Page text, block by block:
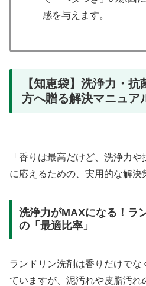
感を与えます。
【知恵袋】洗浄力・
方へ贈る解決マニュア
「香りは最高だけど、洗浄力
に応えるための、実用的な解決
洗浄力がMAXになる！ラ
の「最適比率」
ランドリン洗剤は香りだけで
ていますが、泥汚れや皮脂汚